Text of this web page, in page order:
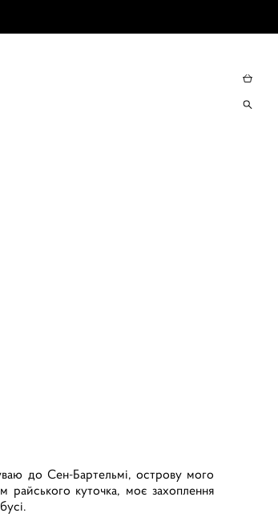
до Сен-Бартельмі, острову мого
куточка, моє захоплення